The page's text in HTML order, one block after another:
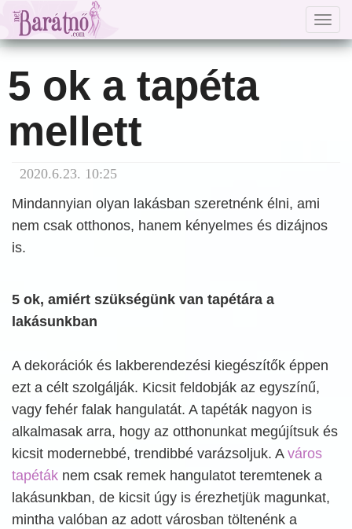
5 ok a tapéta
mellett
2020.6.23. 10:25
Mindannyian olyan lakásban szeretnénk élni, ami
nem csak otthonos, hanem kényelmes és dizájnos
is.
5 ok, amiért szükségünk van tapétára a
lakásunkban
A dekorációk és lakberendezési kiegészítők éppen
ezt a célt szolgálják. Kicsit feldobják az egyszínű,
vagy fehér falak hangulatát. A tapéták nagyon is
alkalmasak arra, hogy az otthonunkat megújítsuk és
kicsit modernebbé, trendibbé varázsoljuk. A város
tapéták nem csak remek hangulatot teremtenek a
lakásunkban, de kicsit úgy is érezhetjük magunkat,
mintha valóban az adott városban töltenénk a